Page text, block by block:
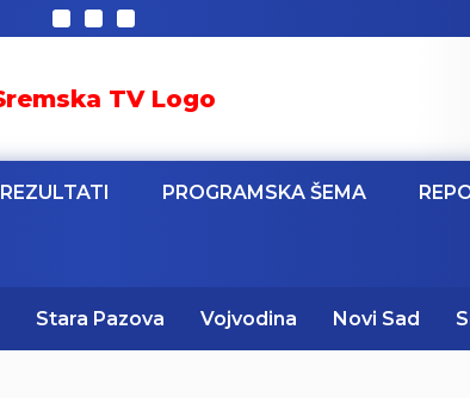
REZULTATI PROGRAMSKA ŠEMA
Stara Pazova Vojvodina Novi Sad